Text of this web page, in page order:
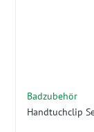
Badzubehör
Handtuchclip